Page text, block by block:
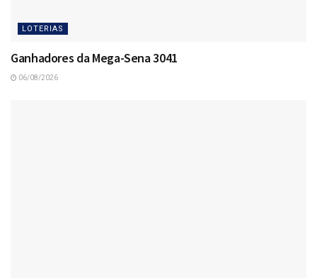
LOTERIAS
Ganhadores da Mega-Sena 3041
06/08/2026